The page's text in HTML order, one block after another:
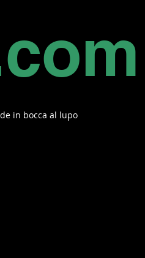
in bocca al lupo